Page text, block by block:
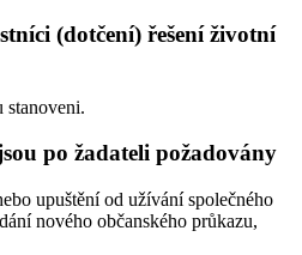
(dotčení) řešení životní
stanoveni.
po žadateli požadovány
upuštění od užívání společného
nového občanského průkazu,